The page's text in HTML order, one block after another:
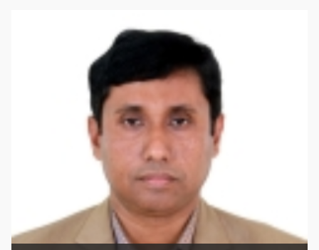
Kazi Mohammad Mahbubur
Rahma্‌n , professor, Department
of political science
Education Enthusiast Representative